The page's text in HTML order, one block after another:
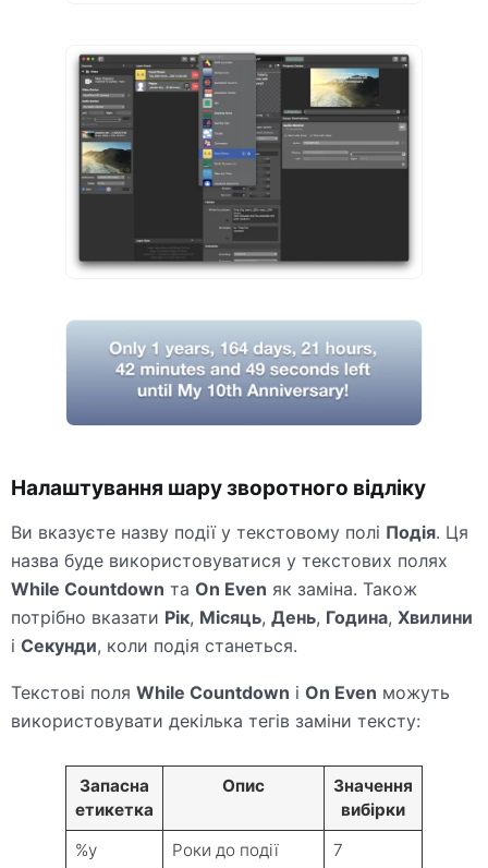
Налаштування шару зворотного відліку
Ви вказуєте назву події у текстовому полі Подія. Ця
назва буде використовуватися у текстових полях
While Countdown та On Even як заміна. Також
потрібно вказати Рік, Місяць, День, Година, Хвилини
і Секунди, коли подія станеться.
Текстові поля While Countdown і On Even можуть
використовувати декілька тегів заміни тексту:
Запасна
етикетка
Опис
Значення
вибірки
%y
Роки до події
7